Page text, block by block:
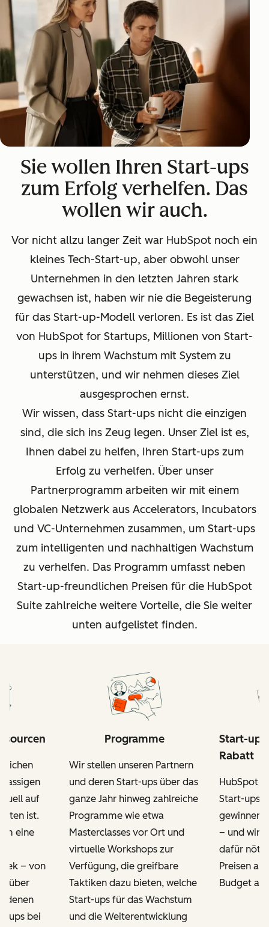
Sie wollen Ihren Start-ups
zum Erfolg verhelfen. Das
wollen wir auch.
Vor nicht allzu langer Zeit war HubSpot noch ein
kleines Tech-Start-up, aber obwohl unser
Unternehmen in den letzten Jahren stark
gewachsen ist, haben wir nie die Begeisterung
für das Start-up-Modell verloren. Es ist das Ziel
von HubSpot for Startups, Millionen von Start-
ups in ihrem Wachstum mit System zu
unterstützen, und wir nehmen dieses Ziel
ausgesprochen ernst.
Wir wissen, dass Start-ups nicht die einzigen
sind, die sich ins Zeug legen. Unser Ziel ist es,
Ihnen dabei zu helfen, Ihren Start-ups zum
Erfolg zu verhelfen. Über unser
Partnerprogramm arbeiten wir mit einem
globalen Netzwerk aus Accelerators, Incubators
und VC-Unternehmen zusammen, um Start-ups
zum intelligenten und nachhaltigen Wachstum
zu verhelfen. Das Programm umfasst neben
Start-up-freundlichen Preisen für die HubSpot
Suite zahlreiche weitere Vorteile, die Sie weiter
unten aufgelistet finden.
auf
ist.
eine
– von
über
ups bei
Programme
Wir stellen unseren Partnern
und deren Start-ups über das
ganze Jahr hinweg zahlreiche
Programme wie etwa
Masterclasses vor Ort und
virtuelle Workshops zur
Verfügung, die greifbare
Taktiken dazu bieten, welche
Start-ups für das Wachstum
und die Weiterentwicklung
Start-
Rabatt
HubSpot
Start-ups,
gewinnen
– und wir
dafür
Preisen
Budget